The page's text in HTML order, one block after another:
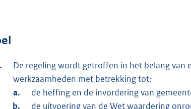
De regeling wordt getroffen in het belang van
werkzaamheden met betrekking tot:
de heffing en de invordering van
de uitvoering van de Wet waardering